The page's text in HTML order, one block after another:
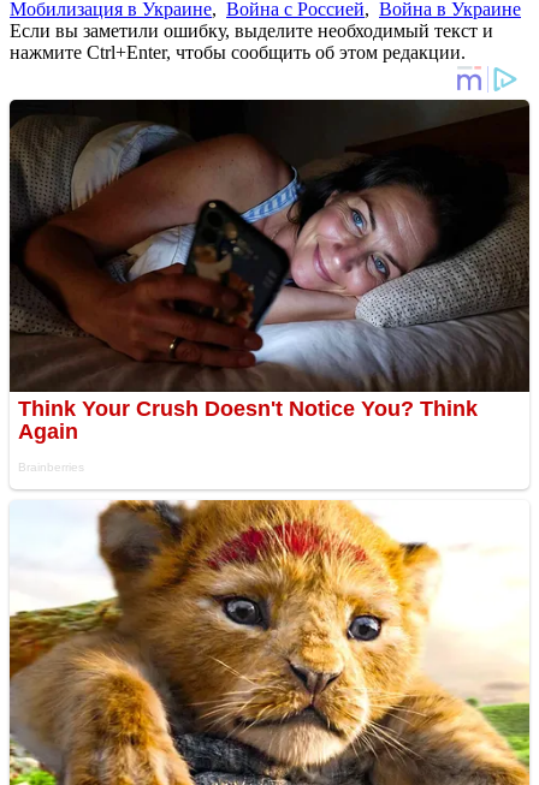
Мобилизация в Украине, Война с Россией, Война в Украине
Если вы заметили ошибку, выделите необходимый текст и
нажмите Ctrl+Enter, чтобы сообщить об этом редакции.